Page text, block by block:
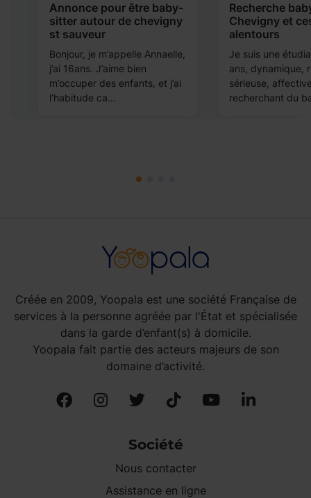
Annonce pour être baby-
sitter autour de chevigny
st sauveur
Bonjour, je m’appelle Annaelle,
j’ai 16ans. J’aime bien
m’occuper des enfants, et j’ai
l’habitude ca...
Recherche
Chevigny et
alentours
Je suis une
ans, dynamique,
sérieuse,
recherchant du
Créée en 2009, Yoopala est une société Française de
services à la personne agréée par l'État et spécialisée
dans la garde d’enfant(s) à domicile.
Yoopala fait partie des acteurs majeurs de son
domaine d’activité.
Société
Nous contacter
Assistance en ligne